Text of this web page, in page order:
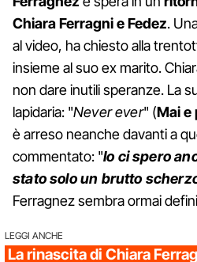
Chiara Ferragni e Fedez.
al video, ha chiesto alla
insieme al suo ex marito.
non dare inutili speranze. La
lapidaria: "Never ever" (Mai e
è arreso neanche davanti a
commentato: "Io ci spero
stato solo un brutto
Ferragnez sembra ormai
LEGGI ANCHE
La rinascita di Chiara